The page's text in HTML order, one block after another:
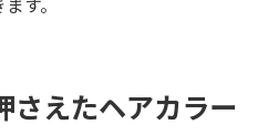
す。
さえたヘアカラー